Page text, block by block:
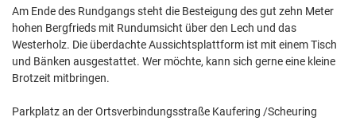
Am Ende des Rundgangs steht die Besteigung des gut zehn Meter
hohen Bergfrieds mit Rundumsicht über den Lech und das
Westerholz. Die überdachte Aussichtsplattform ist mit einem Tisch
und Bänken ausgestattet. Wer möchte, kann sich gerne eine kleine
Brotzeit mitbringen.
Parkplatz an der Ortsverbindungsstraße Kaufering /Scheuring